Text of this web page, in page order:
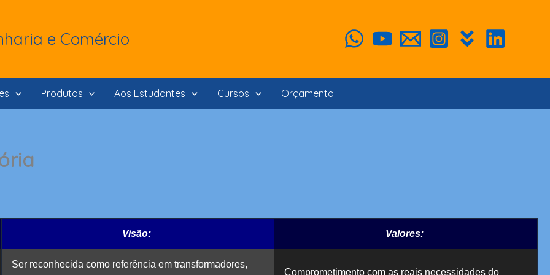
e Comércio
Produtos Aos Estudantes Cursos Orçamento
Visão: Valores:
Ser reconhecida como referência em transformadores,
Comprometimento com as reais necessidades do